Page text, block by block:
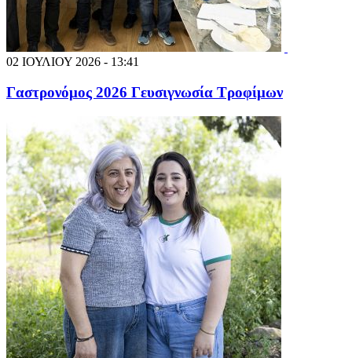
02 ΙΟΥΛΙΟΥ 2026 - 13:41
Γαστρονόμος 2026 Γευσιγνωσία Τροφίμων